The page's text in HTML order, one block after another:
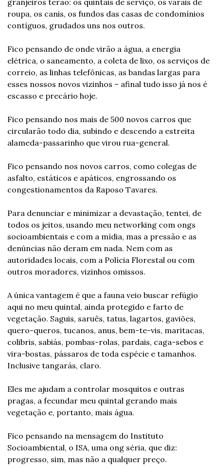
granjeiros terão: os quintais de serviço, os varais de
roupa, os canis, os fundos das casas de condomínios
contíguos, grudados uns nos outros.
Fico pensando de onde virão a água, a energia
elétrica, o saneamento, a coleta de lixo, os serviços de
correio, as linhas telefônicas, as bandas largas para
esses nossos novos vizinhos – afinal tudo isso já nos é
escasso e precário hoje.
Fico pensando nos mais de 500 novos carros que
circularão todo dia, subindo e descendo a estreita
alameda-passarinho que virou rua-general.
Fico pensando nos novos carros, como colegas de
asfalto, estáticos e apáticos, engrossando os
congestionamentos da Raposo Tavares.
Para denunciar e minimizar a devastação, tentei, de
todos os jeitos, usando meu networking com ongs
socioambientais e com a mídia, mas a pressão e as
denúncias não deram em nada. Nem com as
autoridades locais, com a Polícia Florestal ou com
outros moradores, vizinhos omissos.
A única vantagem é que a fauna veio buscar refúgio
aqui no meu quintal, ainda protegido e farto de
vegetação. Saguis, saruês, tatus, lagartos, gaviões,
quero-queros, tucanos, anus, bem-te-vis, maritacas,
colibris, sabiás, pombas-rolas, pardais, caga-sebos e
vira-bostas, pássaros de toda espécie e tamanhos.
Inclusive tangarás, claro.
Eles me ajudam a controlar mosquitos e outras
pragas, a fecundar meu quintal gerando mais
vegetação e, portanto, mais água.
Fico pensando na mensagem do Instituto
Socioambiental, o ISA, uma ong séria, que diz:
progresso, sim, mas não a qualquer preço.